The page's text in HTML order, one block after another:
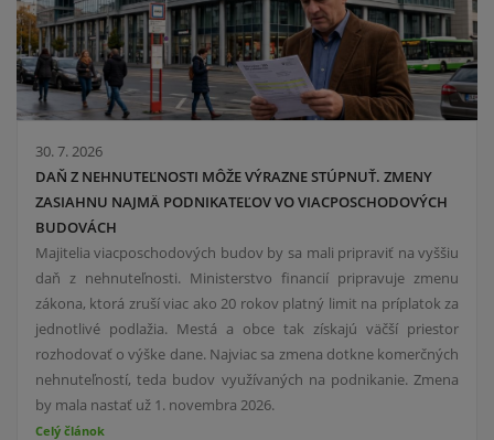
30. 7. 2026
DAŇ Z NEHNUTEĽNOSTI MÔŽE VÝRAZNE STÚPNUŤ. ZMENY
ZASIAHNU NAJMÄ PODNIKATEĽOV VO VIACPOSCHODOVÝCH
BUDOVÁCH
Majitelia viacposchodových budov by sa mali pripraviť na vyššiu
daň z nehnuteľnosti. Ministerstvo financií pripravuje zmenu
zákona, ktorá zruší viac ako 20 rokov platný limit na príplatok za
jednotlivé podlažia. Mestá a obce tak získajú väčší priestor
rozhodovať o výške dane. Najviac sa zmena dotkne komerčných
nehnuteľností, teda budov využívaných na podnikanie. Zmena
by mala nastať už 1. novembra 2026.
Celý článok